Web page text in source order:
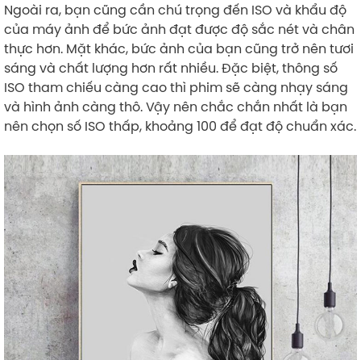
Ngoài ra, bạn cũng cần chú trọng đến ISO và khẩu độ
của máy ảnh để bức ảnh đạt được độ sắc nét và chân
thực hơn. Mặt khác, bức ảnh của bạn cũng trở nên tươi
sáng và chất lượng hơn rất nhiều. Đặc biệt, thông số
ISO tham chiếu càng cao thì phim sẽ càng nhạy sáng
và hình ảnh càng thô. Vậy nên chắc chắn nhất là bạn
nên chọn số ISO thấp, khoảng 100 để đạt độ chuẩn xác.